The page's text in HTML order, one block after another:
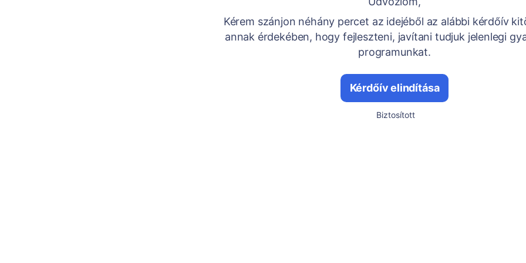
Kérem szánjon néhány percet az idejéből az alábbi kérdőív
annak érdekében, hogy fejleszteni, javítani tudjuk jelenlegi
programunkat.
Kérdőív elindítása
Biztosított